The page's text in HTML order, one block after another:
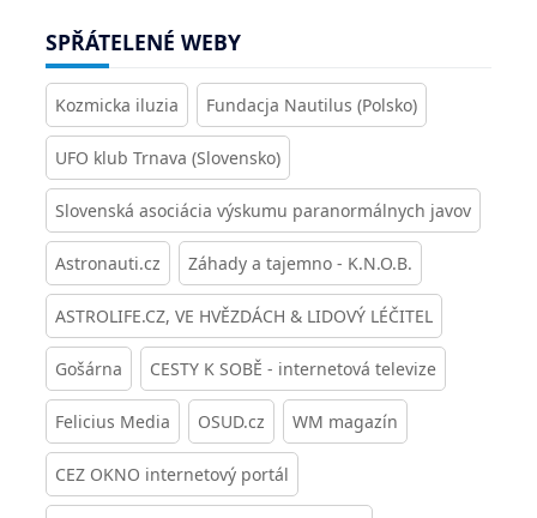
SPŘÁTELENÉ WEBY
Kozmicka iluzia Fundacja Nautilus (Polsko)
UFO klub Trnava (Slovensko)
Slovenská asociácia výskumu paranormálnych javov
Astronauti.cz Záhady a tajemno - K.N.O.B.
ASTROLIFE.CZ, VE HVĚZDÁCH & LIDOVÝ LÉČITEL
Gošárna CESTY K SOBĚ - internetová televize
Felicius Media OSUD.cz WM magazín
CEZ OKNO internetový portál